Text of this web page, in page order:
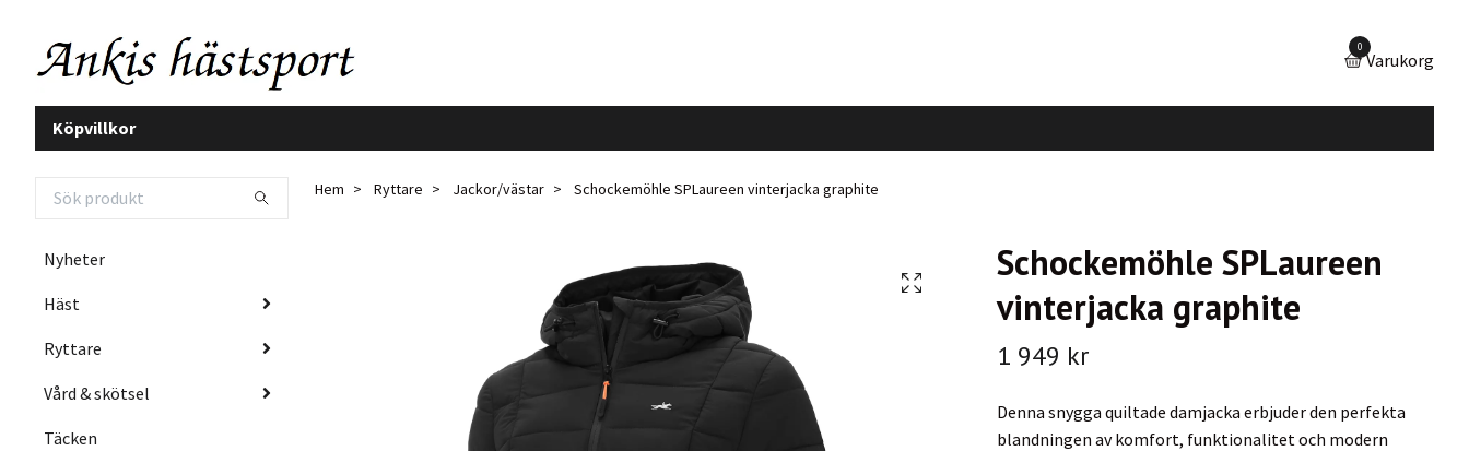
0
Varukorg
Köpvillkor
Nyheter
Häst
Ryttare
Vård & skötsel
Täcken
Hem Ryttare Jackor/västar Schockemöhle SPLaureen vinterjacka graphite
Schockemöhle SPLaureen
vinterjacka graphite
1 949 kr
Denna snygga quiltade damjacka erbjuder den perfekta
blandningen av komfort, funktionalitet och modern